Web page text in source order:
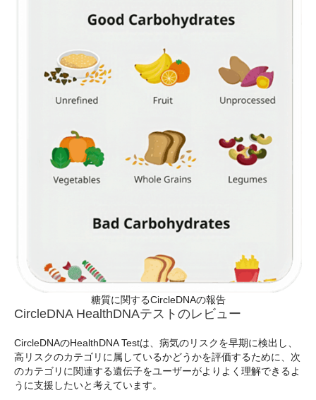
糖質に関するCircleDNAの報告
CircleDNA HealthDNAテストのレビュー
CircleDNAのHealthDNA Testは、病気のリスクを早期に検出し、
高リスクのカテゴリに属しているかどうかを評価するために、次
のカテゴリに関連する遺伝子をユーザーがよりよく理解できるよ
うに支援したいと考えています。